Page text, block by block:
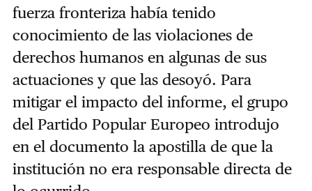
fuerza fronteriza había tenido
conocimiento de las violaciones de
derechos humanos en algunas de sus
actuaciones y que las desoyó. Para
mitigar el impacto del informe, el grupo
del Partido Popular Europeo introdujo
en el documento la apostilla de que la
institución no era responsable directa de